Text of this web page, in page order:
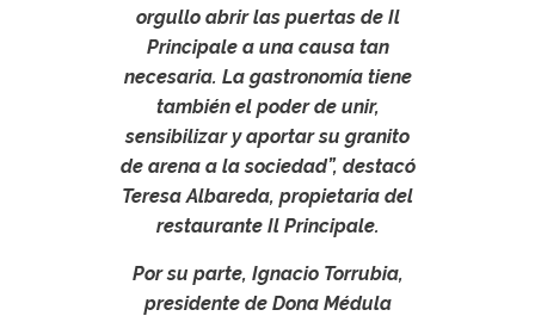
orgullo abrir las puertas de Il
Principale a una causa tan
necesaria. La gastronomía tiene
también el poder de unir,
sensibilizar y aportar su granito
de arena a la sociedad”, destacó
Teresa Albareda, propietaria del
restaurante Il Principale.
Por su parte, Ignacio Torrubia,
presidente de Dona Médula